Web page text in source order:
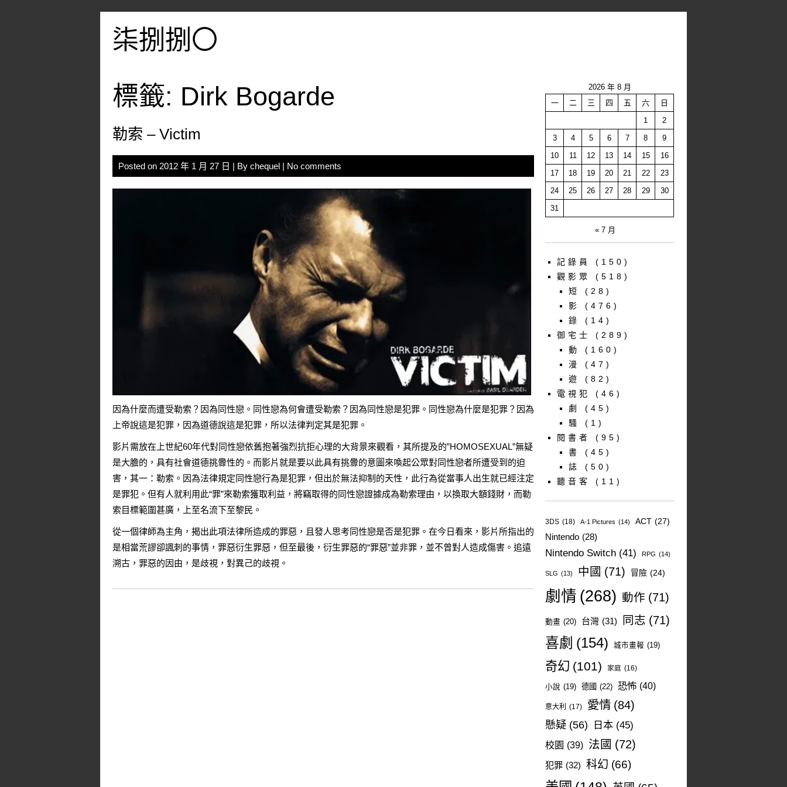
柒捌捌〇
標籤: Dirk Bogarde
勒索 – Victim
Posted on 2012 年 1 月 27 日 | By chequel | No comments
因為什麼而遭受勒索？因為同性戀。同性戀為何會遭受勒索？因為同性戀是犯罪。同性戀為什麼是犯罪？因為
上帝說這是犯罪，因為道德說這是犯罪，所以法律判定其是犯罪。
影片需放在上世紀60年代對同性戀依舊抱著強烈抗拒心理的大背景來觀看，其所提及的”HOMOSEXUAL”無疑
是大膽的，具有社會道德挑釁性的。而影片就是要以此具有挑釁的意圖來喚起公眾對同性戀者所遭受到的迫
害，其一：勒索。因為法律規定同性戀行為是犯罪，但出於無法抑制的天性，此行為從當事人出生就已經注定
是罪犯。但有人就利用此“罪”來勒索獲取利益，將竊取得的同性戀證據成為勒索理由，以換取大額錢財，而勒
索目標範圍甚廣，上至名流下至黎民。
從一個律師為主角，揭出此項法律所造成的罪惡，且發人思考同性戀是否是犯罪。在今日看來，影片所指出的
是相當荒謬卻諷刺的事情，罪惡衍生罪惡，但至最後，衍生罪惡的“罪惡”並非罪，並不曾對人造成傷害。追遠
溯古，罪惡的因由，是歧視，對異己的歧視。
2026 年 8 月
一
二 三 四 五 六
日
1
2
3
4 5 6 7 8
9
10
11 12 13 14 15
16
17
18 19 20 21 22
23
24
25 26 27 28 29
30
31
« 7 月
記錄員
(150)
觀影眾
(518)
短
(28)
影
(476)
錄
(14)
御宅士
(289)
動
(160)
漫
(47)
遊
(82)
電視犯
(46)
劇
(45)
騷
(1)
閱書者
(95)
書
(45)
誌
(50)
聽音客
(11)
3DS (18) A-1 Pictures (14) ACT (27)
Nintendo (28)
Nintendo Switch (41) RPG (14)
SLG (13) 中國 (71) 冒險 (24)
劇情 (268) 動作 (71)
動畫 (20) 台灣 (31) 同志 (71)
喜劇 (154) 城市畫報 (19)
奇幻 (101) 家庭 (16)
小說 (19) 德國 (22) 恐怖 (40)
意大利 (17) 愛情 (84)
懸疑 (56) 日本 (45)
校園 (39) 法國 (72)
犯罪 (32) 科幻 (66)